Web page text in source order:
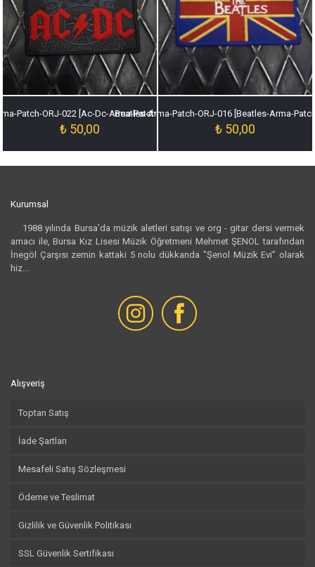
Patch-ORJ-022 [Ac-Dc-Arma-Patch-ORJ-022]
₺ 50,00
Beatles-Arma-Patch-ORJ-016 [Beatles-Arma-
₺ 50,00
Kurumsal
1988 yılında Bursa’da müzik aletleri satışı ve org - gitar dersi vermek
amacı ile, Bursa Kız Lisesi Müzik Öğretmeni Mehmet ŞENOL tarafından
İnegöl Çarşısı zemin kattaki 5 nolu dükkanda "Şenol Müzik Evi” olarak
hiz...
Alışveriş
Toptan Satış
İade Şartları
Mesafeli Satış Sözleşmesi
Ödeme ve Teslimat
Gizlilik ve Güvenlik Politikası
SSL Güvenlik Sertifikası